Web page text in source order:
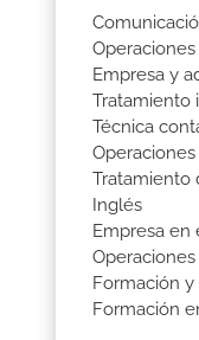
Operaciones
Empresa y
Tratamiento
Técnica
Operaciones
Tratamiento
Inglés
Empresa en
Operaciones
Formación y
Formación